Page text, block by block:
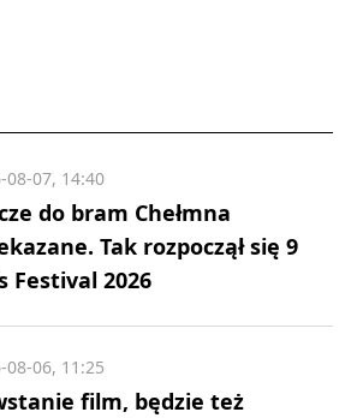
do bram Chełmna
Tak rozpoczął się 9
Festival 2026
08-07, 14:40
film, będzie też
08-06, 11:25